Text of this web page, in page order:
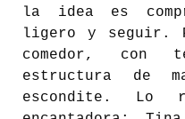
la idea es
ligero y seguir.
comedor, con
estructura de
escondite. Lo